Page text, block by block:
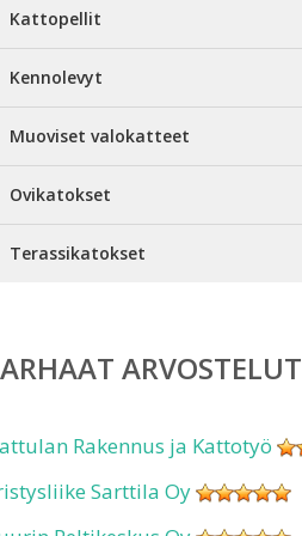
Kattopellit
Kennolevyt
Muoviset valokatteet
Ovikatokset
Terassikatokset
ARVOSTELUT
Rakennus ja Kattotyö
Sarttila Oy